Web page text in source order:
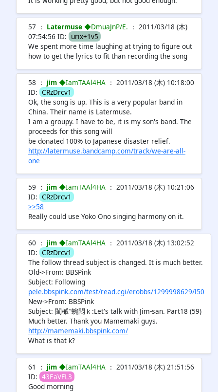
57 ： Latermuse ◆DmuaJnP/E. ： 2011/03/18 (木)
07:54:56 ID: urix+1v5
We spent more time laughing at trying to figure out
how to get the lyrics to fit than recording the song
58 ： jim ◆IamTAAl4HA ： 2011/03/18 (木) 10:18:00
ID: CRzDrcv1
Ok, the song is up. This is a very popular band in
China. Their name is Latermuse.
I am a groupy. I have to be, it is my son's band. The
proceeds for this song will
be donated 100% to Japanese disaster relief.
http://latermuse.bandcamp.com/track/we-are-all-
one
59 ： jim ◆IamTAAl4HA ： 2011/03/18 (木) 10:21:06
ID: CRzDrcv1
>>58
Really could use Yoko Ono singing harmony on it.
60 ： jim ◆IamTAAl4HA ： 2011/03/18 (木) 13:02:52
ID: CRzDrcv1
The follow thread subject is changed. It is much better.
Old->From: BBSPink
Subject: Following
pele.bbspink.com/test/read.cgi/erobbs/1299998629/l50
New->From: BBSPink
Subject: 閨槭″蜿悶ｋ:Let's talk with Jim-san. Part18 (59)
Much better. Thank you Mamemaki guys.
http://mamemaki.bbspink.com/
What is that k?
61 ： jim ◆IamTAAl4HA ： 2011/03/18 (木) 21:51:56
ID: 43EaVFL3
Good morning